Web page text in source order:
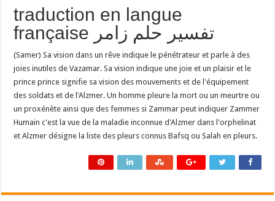
traduction en langue
française تفسير حلم زامر
(Samer) Sa vision dans un rêve indique le pénétrateur et parle à des
joies inutiles de Vazamar. Sa vision indique une joie et un plaisir et le
prince prince signifie sa vision des mouvements et de l'équipement
des soldats et de l'Alzmer. Un homme pleure la mort ou un meurtre ou
un proxénète ainsi que des femmes si Zammar peut indiquer Zammer
Humain c'est la vue de la maladie inconnue d'Alzmer dans l'orphelinat
et Alzmer désigne la liste des pleurs connus Bafsq ou Salah en pleurs.